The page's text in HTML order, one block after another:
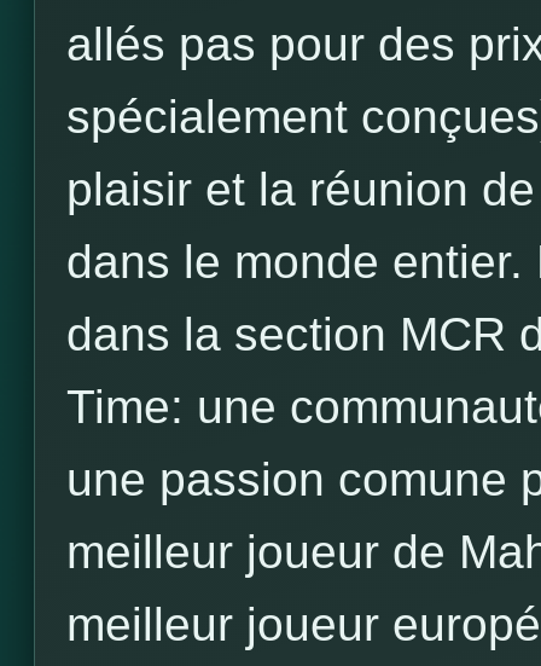
allés pas pour des
spécialement
plaisir et la réunion
dans le monde
dans la section MCR
Time: une
une passion comune
meilleur joueur de
meilleur joueur